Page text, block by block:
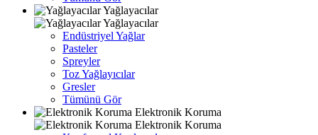
Yağlayacılar
Yağlayacılar
Endüstriyel Yağlar
Pasteler
Spreyler
Toz Yağlayıcılar
Gresler
Tümünü Gör
Elektronik Koruma
Elektronik Koruma